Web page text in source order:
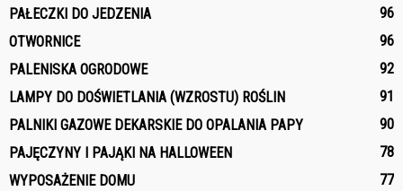
PAŁECZKI DO JEDZENIA
96
OTWORNICE
96
PALENISKA OGRODOWE
92
LAMPY DO DOŚWIETLANIA (WZROSTU) ROŚLIN
91
PALNIKI GAZOWE DEKARSKIE DO OPALANIA PAPY
90
PAJĘCZYNY I PAJĄKI NA HALLOWEEN
78
WYPOSAŻENIE DOMU
77